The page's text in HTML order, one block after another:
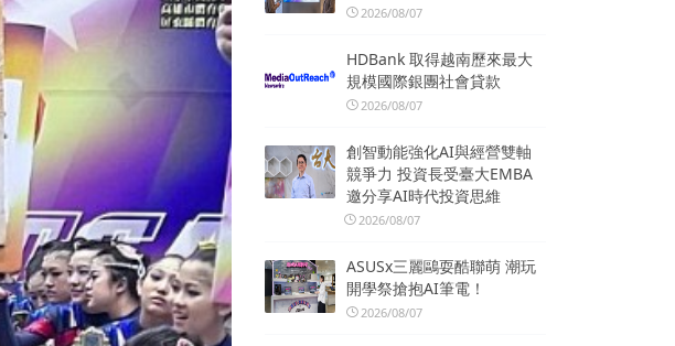
2026/08/07
HDBank 取得越南歷來最大
規模國際銀團社會貸款
2026/08/07
創智動能強化AI與經營雙軸
競爭力 投資長受臺大EMBA
邀分享AI時代投資思維
2026/08/07
ASUSx三麗鷗耍酷聯萌 潮玩
開學祭搶抱AI筆電！
2026/08/07